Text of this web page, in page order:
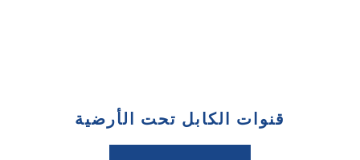
قنوات الكابل تحت الأرضية